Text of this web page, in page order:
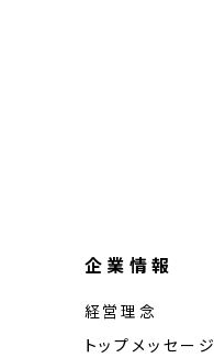
企業情報
経営理念
トップメッセージ